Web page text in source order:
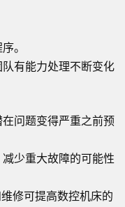
。
有能力处理不断变化
问题变得严重之前预
少重大故障的可能性
修可提高数控机床的